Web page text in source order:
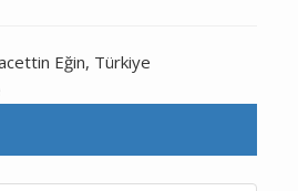
Eğin, Türkiye